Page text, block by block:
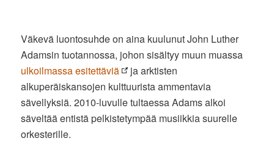
Väkevä luontosuhde on aina kuulunut John Luther
Adamsin tuotannossa, johon sisältyy muun muassa
ulkoilmassa esitettäviä
ja arktisten
alkuperäiskansojen kulttuurista ammentavia
sävellyksiä. 2010-luvulle tultaessa Adams alkoi
säveltää entistä pelkistetympää musiikkia suurelle
orkesterille.